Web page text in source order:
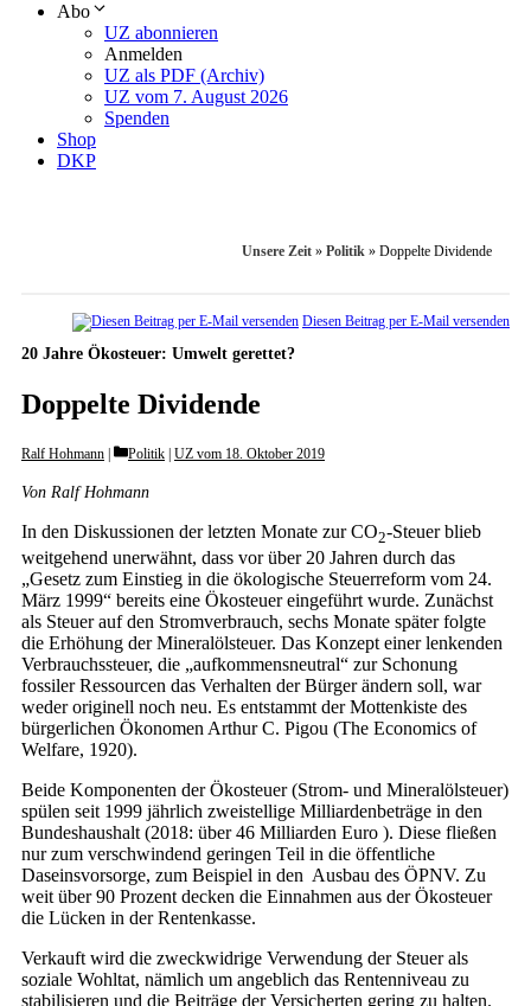
Abo
UZ abonnieren
Anmelden
UZ als PDF (Archiv)
UZ vom 7. August 2026
Spenden
Shop
DKP
Unsere Zeit » Politik » Doppelte Dividende
Diesen Beitrag per E-Mail versenden
20 Jahre Ökosteuer: Umwelt gerettet?
Doppelte Dividende
Ralf Hohmann Categories
Politik UZ vom 18. Oktober 2019
Von Ralf Hohmann
In den Diskussionen der letzten Monate zur CO2-Steuer blieb
weitgehend unerwähnt, dass vor über 20 Jahren durch das
„Gesetz zum Einstieg in die ökologische Steuerreform vom 24.
März 1999“ bereits eine Ökosteuer eingeführt wurde. Zunächst
als Steuer auf den Stromverbrauch, sechs Monate später folgte
die Erhöhung der Mineralölsteuer. Das Konzept einer lenkenden
Verbrauchssteuer, die „aufkommensneutral“ zur Schonung
fossiler Ressourcen das Verhalten der Bürger ändern soll, war
weder originell noch neu. Es entstammt der Mottenkiste des
bürgerlichen Ökonomen Arthur C. Pigou (The Economics of
Welfare, 1920).
Beide Komponenten der Ökosteuer (Strom- und Mineralölsteuer)
spülen seit 1999 jährlich zweistellige Milliardenbeträge in den
Bundeshaushalt (2018: über 46 Milliarden Euro ). Diese fließen
nur zum verschwindend geringen Teil in die öffentliche
Daseinsvorsorge, zum Beispiel in den Ausbau des ÖPNV. Zu
weit über 90 Prozent decken die Einnahmen aus der Ökosteuer
die Lücken in der Rentenkasse.
Verkauft wird die zweckwidrige Verwendung der Steuer als
soziale Wohltat, nämlich um angeblich das Rentenniveau zu
stabilisieren und die Beiträge der Versicherten gering zu halten.